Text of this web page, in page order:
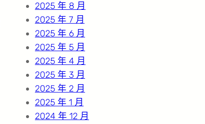
2025 年 8 月
2025 年 7 月
2025 年 6 月
2025 年 5 月
2025 年 4 月
2025 年 3 月
2025 年 2 月
2025 年 1 月
2024 年 12 月